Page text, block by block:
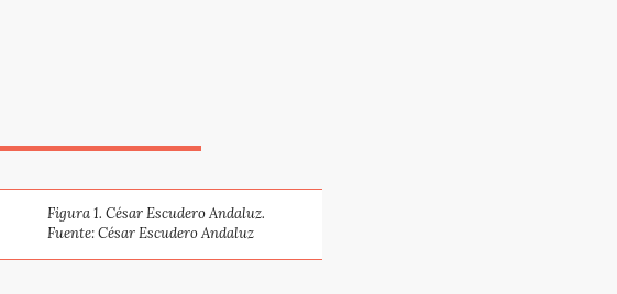
Figura 1. César Escudero Andaluz.
Fuente: César Escudero Andaluz